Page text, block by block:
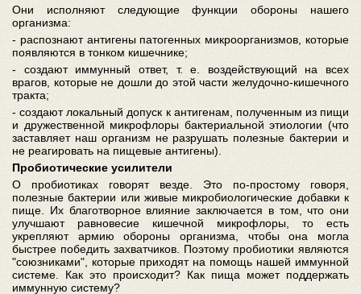
Они исполняют следующие функции обороны нашего
организма:
- распознают антигены патогенных микроорганизмов, которые
появляются в тонком кишечнике;
- создают иммунный ответ, т. е. воздействующий на всех
врагов, которые не дошли до этой части желудочно-кишечного
тракта;
- создают локальный допуск к антигенам, полученным из пищи
и дружественной микрофлоры бактериальной этиологии (что
заставляет наш организм не разрушать полезные бактерии и
не реагировать на пищевые антигены).
Пробиотические усилители
О пробиотиках говорят везде. Это по-простому говоря,
полезные бактерии или живые микробиологические добавки к
пище. Их благотворное влияние заключается в том, что они
улучшают равновесие кишечной микрофлоры, то есть
укрепляют армию обороны организма, чтобы она могла
быстрее победить захватчиков. Поэтому пробиотики являются
"союзниками", которые приходят на помощь нашей иммунной
системе. Как это происходит? Как пища может поддержать
иммунную систему?